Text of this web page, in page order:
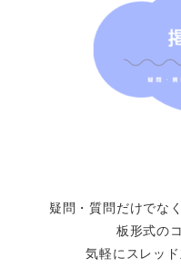
疑問・質問だけでな
板形式の
気軽にスレッ